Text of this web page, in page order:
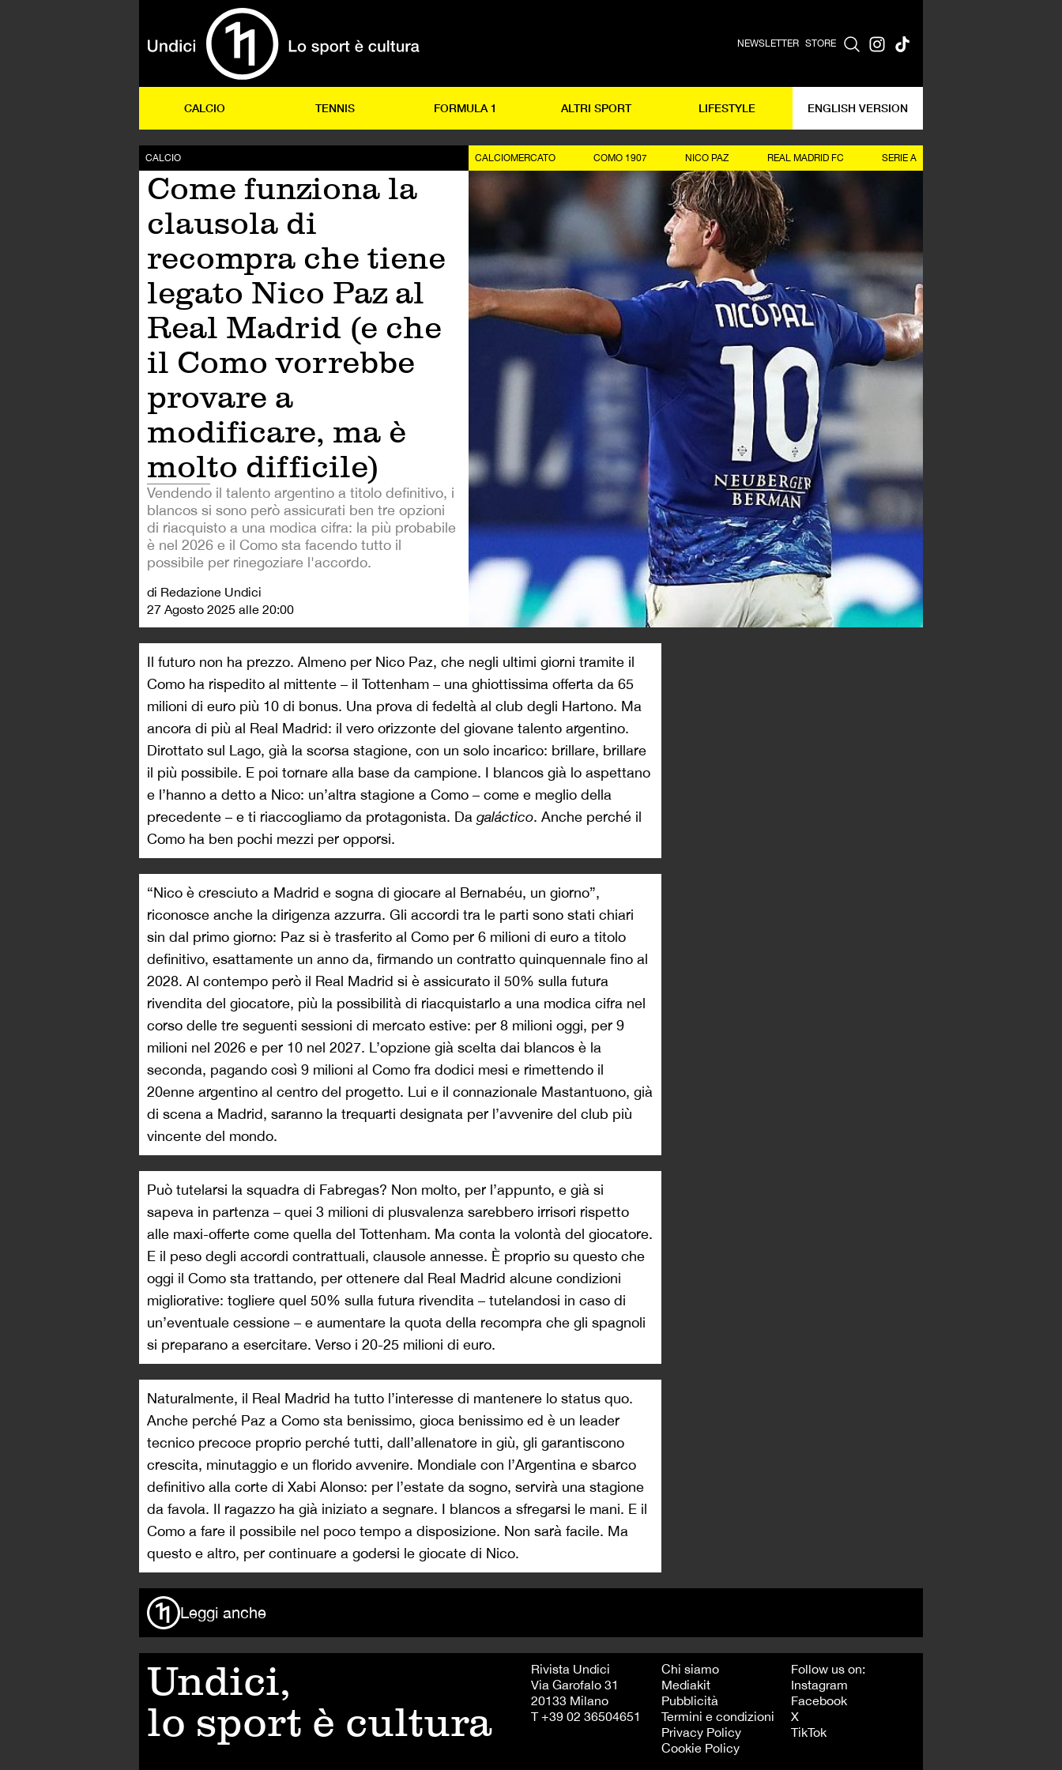
NEWSLETTER STORE
CALCIO TENNIS FORMULA 1 ALTRI SPORT LIFESTYLE ENGLISH VERSION
CALCIO
Come funziona la
clausola di
recompra che tiene
legato Nico Paz al
Real Madrid (e che
il Como vorrebbe
provare a
modificare, ma è
molto difficile)
Vendendo il talento argentino a titolo definitivo, i
blancos si sono però assicurati ben tre opzioni
di riacquisto a una modica cifra: la più probabile
è nel 2026 e il Como sta facendo tutto il
possibile per rinegoziare l'accordo.
di Redazione Undici
27 Agosto 2025 alle 20:00
CALCIOMERCATO COMO 1907 NICO PAZ REAL MADRID FC SERIE A
Il futuro non ha prezzo. Almeno per Nico Paz, che negli ultimi giorni tramite il
Como ha rispedito al mittente – il Tottenham – una ghiottissima offerta da 65
milioni di euro più 10 di bonus. Una prova di fedeltà al club degli Hartono. Ma
ancora di più al Real Madrid: il vero orizzonte del giovane talento argentino.
Dirottato sul Lago, già la scorsa stagione, con un solo incarico: brillare, brillare
il più possibile. E poi tornare alla base da campione. I blancos già lo aspettano
e l’hanno a detto a Nico: un’altra stagione a Como – come e meglio della
precedente – e ti riaccogliamo da protagonista. Da galáctico. Anche perché il
Como ha ben pochi mezzi per opporsi.
“Nico è cresciuto a Madrid e sogna di giocare al Bernabéu, un giorno”,
riconosce anche la dirigenza azzurra. Gli accordi tra le parti sono stati chiari
sin dal primo giorno: Paz si è trasferito al Como per 6 milioni di euro a titolo
definitivo, esattamente un anno da, firmando un contratto quinquennale fino al
2028. Al contempo però il Real Madrid si è assicurato il 50% sulla futura
rivendita del giocatore, più la possibilità di riacquistarlo a una modica cifra nel
corso delle tre seguenti sessioni di mercato estive: per 8 milioni oggi, per 9
milioni nel 2026 e per 10 nel 2027. L’opzione già scelta dai blancos è la
seconda, pagando così 9 milioni al Como fra dodici mesi e rimettendo il
20enne argentino al centro del progetto. Lui e il connazionale Mastantuono, già
di scena a Madrid, saranno la trequarti designata per l’avvenire del club più
vincente del mondo.
Può tutelarsi la squadra di Fabregas? Non molto, per l’appunto, e già si
sapeva in partenza – quei 3 milioni di plusvalenza sarebbero irrisori rispetto
alle maxi-offerte come quella del Tottenham. Ma conta la volontà del giocatore.
E il peso degli accordi contrattuali, clausole annesse. È proprio su questo che
oggi il Como sta trattando, per ottenere dal Real Madrid alcune condizioni
migliorative: togliere quel 50% sulla futura rivendita – tutelandosi in caso di
un’eventuale cessione – e aumentare la quota della recompra che gli spagnoli
si preparano a esercitare. Verso i 20-25 milioni di euro.
Naturalmente, il Real Madrid ha tutto l’interesse di mantenere lo status quo.
Anche perché Paz a Como sta benissimo, gioca benissimo ed è un leader
tecnico precoce proprio perché tutti, dall’allenatore in giù, gli garantiscono
crescita, minutaggio e un florido avvenire. Mondiale con l’Argentina e sbarco
definitivo alla corte di Xabi Alonso: per l’estate da sogno, servirà una stagione
da favola. Il ragazzo ha già iniziato a segnare. I blancos a sfregarsi le mani. E il
Como a fare il possibile nel poco tempo a disposizione. Non sarà facile. Ma
questo e altro, per continuare a godersi le giocate di Nico.
Leggi anche
Undici,
lo sport è cultura
Rivista Undici
Via Garofalo 31
20133 Milano
T +39 02 36504651
Chi siamo
Mediakit
Pubblicità
Termini e condizioni
Privacy Policy
Cookie Policy
Follow us on:
Instagram
Facebook
X
TikTok